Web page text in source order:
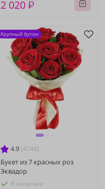
2 020 ₽
4.9 (4744)
Букет из 7 красных роз
Эквадор
В наличии
Крупный бутон